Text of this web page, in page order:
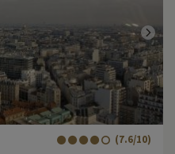
(7.6/10)